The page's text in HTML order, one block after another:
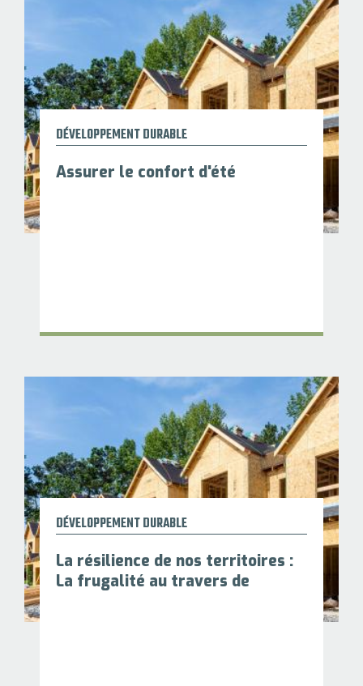
DÉVELOPPEMENT DURABLE
Assurer le confort d'été
DÉVELOPPEMENT DURABLE
La résilience de nos territoires :
La frugalité au travers de